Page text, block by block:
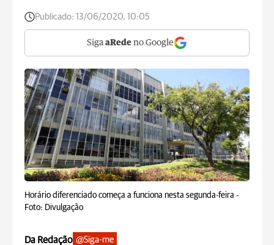
Publicado: 13/06/2020, 10:05
Siga aRede no Google
Horário diferenciado começa a funciona nesta segunda-feira -
Foto: Divulgação
Da Redação @Siga-me